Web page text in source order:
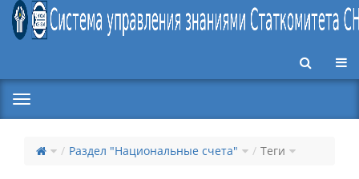
Раздел "Национальные счета" Теги